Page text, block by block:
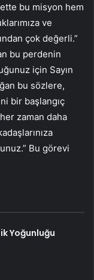
bu misyon hem
ve
çok değerli.”
bu perdenin
için Sayın
bu sözlere,
bir başlangıç
zaman daha
Bu görevi
Yoğunluğu